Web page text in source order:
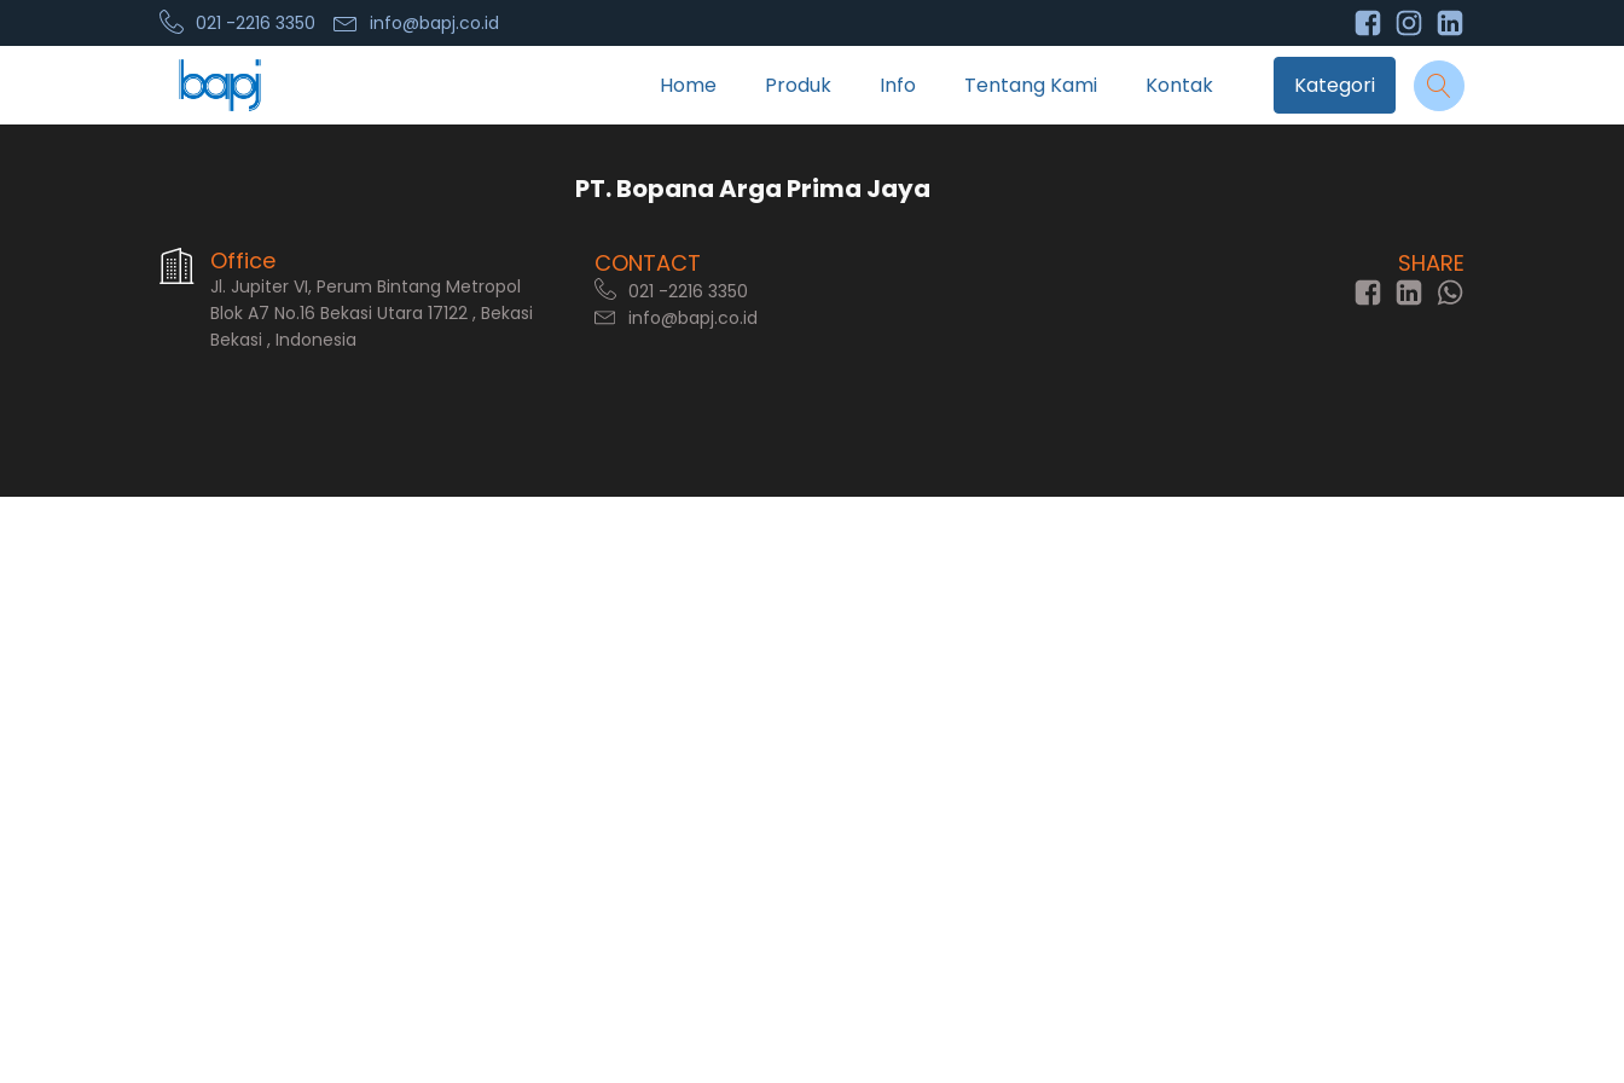
021 -2216 3350 info@bapj.co.id
Home Produk Info Tentang Kami Kontak Kategori
PT. Bopana Arga Prima Jaya
Office
Jl. Jupiter VI, Perum Bintang Metropol
Blok A7 No.16 Bekasi Utara 17122 , Bekasi
Bekasi , Indonesia
CONTACT
021 -2216 3350
info@bapj.co.id
SHARE